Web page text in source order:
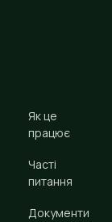
Як це
працює
Часті
питання
Документи